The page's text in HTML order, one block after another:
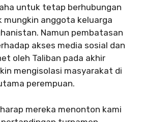
untuk tetap berhubungan
mungkin anggota keluarga
Namun pembatasan
akses media sosial dan
oleh Taliban pada akhir
mengisolasi masyarakat di
perempuan.
mereka menonton kami